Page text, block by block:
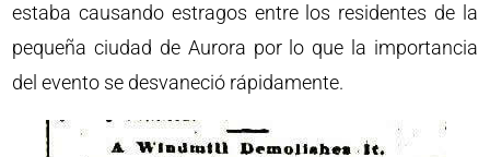
estaba causando estragos entre los residentes de la
pequeña ciudad de Aurora por lo que la importancia
del evento se desvaneció rápidamente.